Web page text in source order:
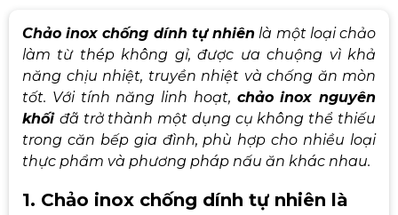
Chảo inox chống dính tự nhiên là một loại chảo
làm từ thép không gỉ, được ưa chuộng vì khả
năng chịu nhiệt, truyền nhiệt và chống ăn mòn
tốt. Với tính năng linh hoạt, chảo inox nguyên
khối đã trở thành một dụng cụ không thể thiếu
trong căn bếp gia đình, phù hợp cho nhiều loại
thực phẩm và phương pháp nấu ăn khác nhau.
1. Chảo inox chống dính tự nhiên là